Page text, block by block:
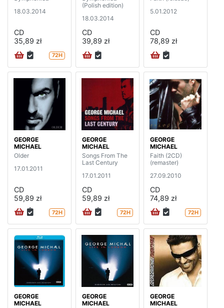
18.03.2014
CD
35,89 zł
72H
(Polish edition)
18.03.2014
CD
39,89 zł
5.01.2012
CD
78,89 zł
GEORGE
MICHAEL
Older
17.01.2011
CD
59,89 zł
72H
GEORGE
MICHAEL
Songs From The
Last Century
17.01.2011
CD
59,89 zł
72H
GEORGE
MICHAEL
Faith (2CD)
(remaster)
27.09.2010
CD
74,89 zł
72H
GEORGE
MICHAEL
GEORGE
MICHAEL
GEORGE
MICHAEL